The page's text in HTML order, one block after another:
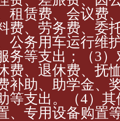
租赁费、会议费
费、劳务费、委
公务用车运行维
务等支出 ；（3
费、退休费、抚
补助、助学金、
等支出 。（4）
、专用设备购置